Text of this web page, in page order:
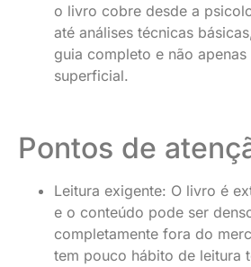
o livro cobre desde a
até análises técnicas
guia completo e não apenas
superficial.
Pontos de
Leitura exigente: O livro é
e o conteúdo pode ser
completamente fora do
tem pouco hábito de leitura